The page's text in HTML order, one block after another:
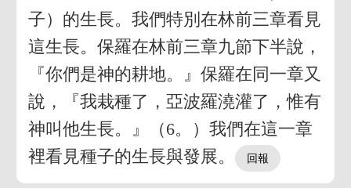
子）的生長。我們特別在林前三章看見
這生長。保羅在林前三章九節下半說，
『你們是神的耕地。』保羅在同一章又
說，『我栽種了，亞波羅澆灌了，惟有
神叫他生長。』（6。）我們在這一章
裡看見種子的生長與發展。